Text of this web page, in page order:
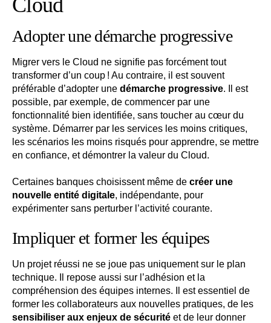
Adopter une démarche progressive
Migrer vers le Cloud ne signifie pas forcément tout
transformer d’un coup ! Au contraire, il est souvent
préférable d’adopter une démarche progressive. Il est
possible, par exemple, de commencer par une
fonctionnalité bien identifiée, sans toucher au cœur du
système. Démarrer par les services les moins critiques,
les scénarios les moins risqués pour apprendre, se mettre
en confiance, et démontrer la valeur du Cloud.
Certaines banques choisissent même de créer une
nouvelle entité digitale, indépendante, pour
expérimenter sans perturber l’activité courante.
Impliquer et former les équipes
Un projet réussi ne se joue pas uniquement sur le plan
technique. Il repose aussi sur l’adhésion et la
compréhension des équipes internes. Il est essentiel de
former les collaborateurs aux nouvelles pratiques, de les
sensibiliser aux enjeux de sécurité et de leur donner